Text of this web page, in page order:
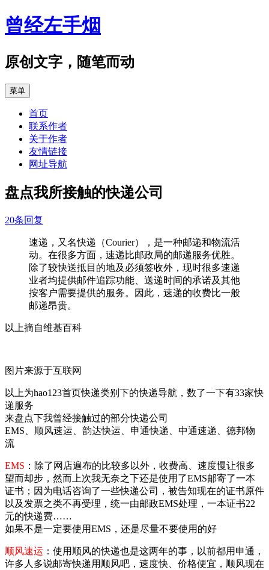
跳
至
文
曾经左手烟
原创文字，随笔而动
菜单
首页
联系作者
关于作者
友情链接
网址导航
盘点我所接触的快递公司
20条回复
速递，又名快递（Courier），是一种邮递和物流活
动。在很多方面，速递比邮政局的邮递服务优胜。
除了较快送抵目的地及必须签收外，现时很多速递
业者均提供邮件追踪功能、送递时间的承诺及其他
按客户需要提供的服务。因此，速递的收费比一般
邮递昂贵。
以上摘自维基百科
图片来源于互联网
以上为hao123首页快递类别下的快递导航，数了一下有33家快
递服务
来盘点下我曾经接触过的部分快递公司
EMS、顺风速运、韵达快运、申通快递、中通速递、德邦物
流
EMS ：除了网店遍布的比较多以外，收费高、速度慢让很多
望而却步，然而上次我无奈之下还是使用了EMS邮寄了一本
证书；因为电话咨询了一些快递公司，被告知现在的证书原件
以及发票之类不再受理，统一由邮政EMS处理，一本证书22
元的快递费……
如果不是一定要使用EMS，还是尽量不要使用的好
顺风速运 ：使用顺风的快递也是这两年的事，以前都用申通，
许多人多说邮寄快递用顺风吧，速度快、价格便宜，顺风现在